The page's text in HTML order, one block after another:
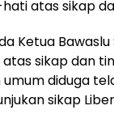
atas sikap
Ketua
sikap dan
diduga
sikap